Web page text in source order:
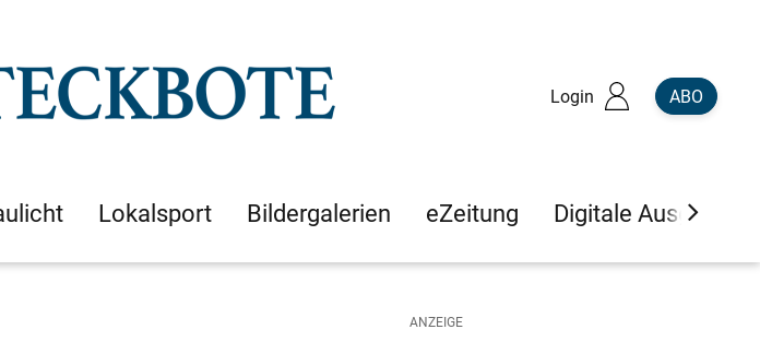
Login ABO
Lokalsport Bildergalerien eZeitung Digitale Ausgaben